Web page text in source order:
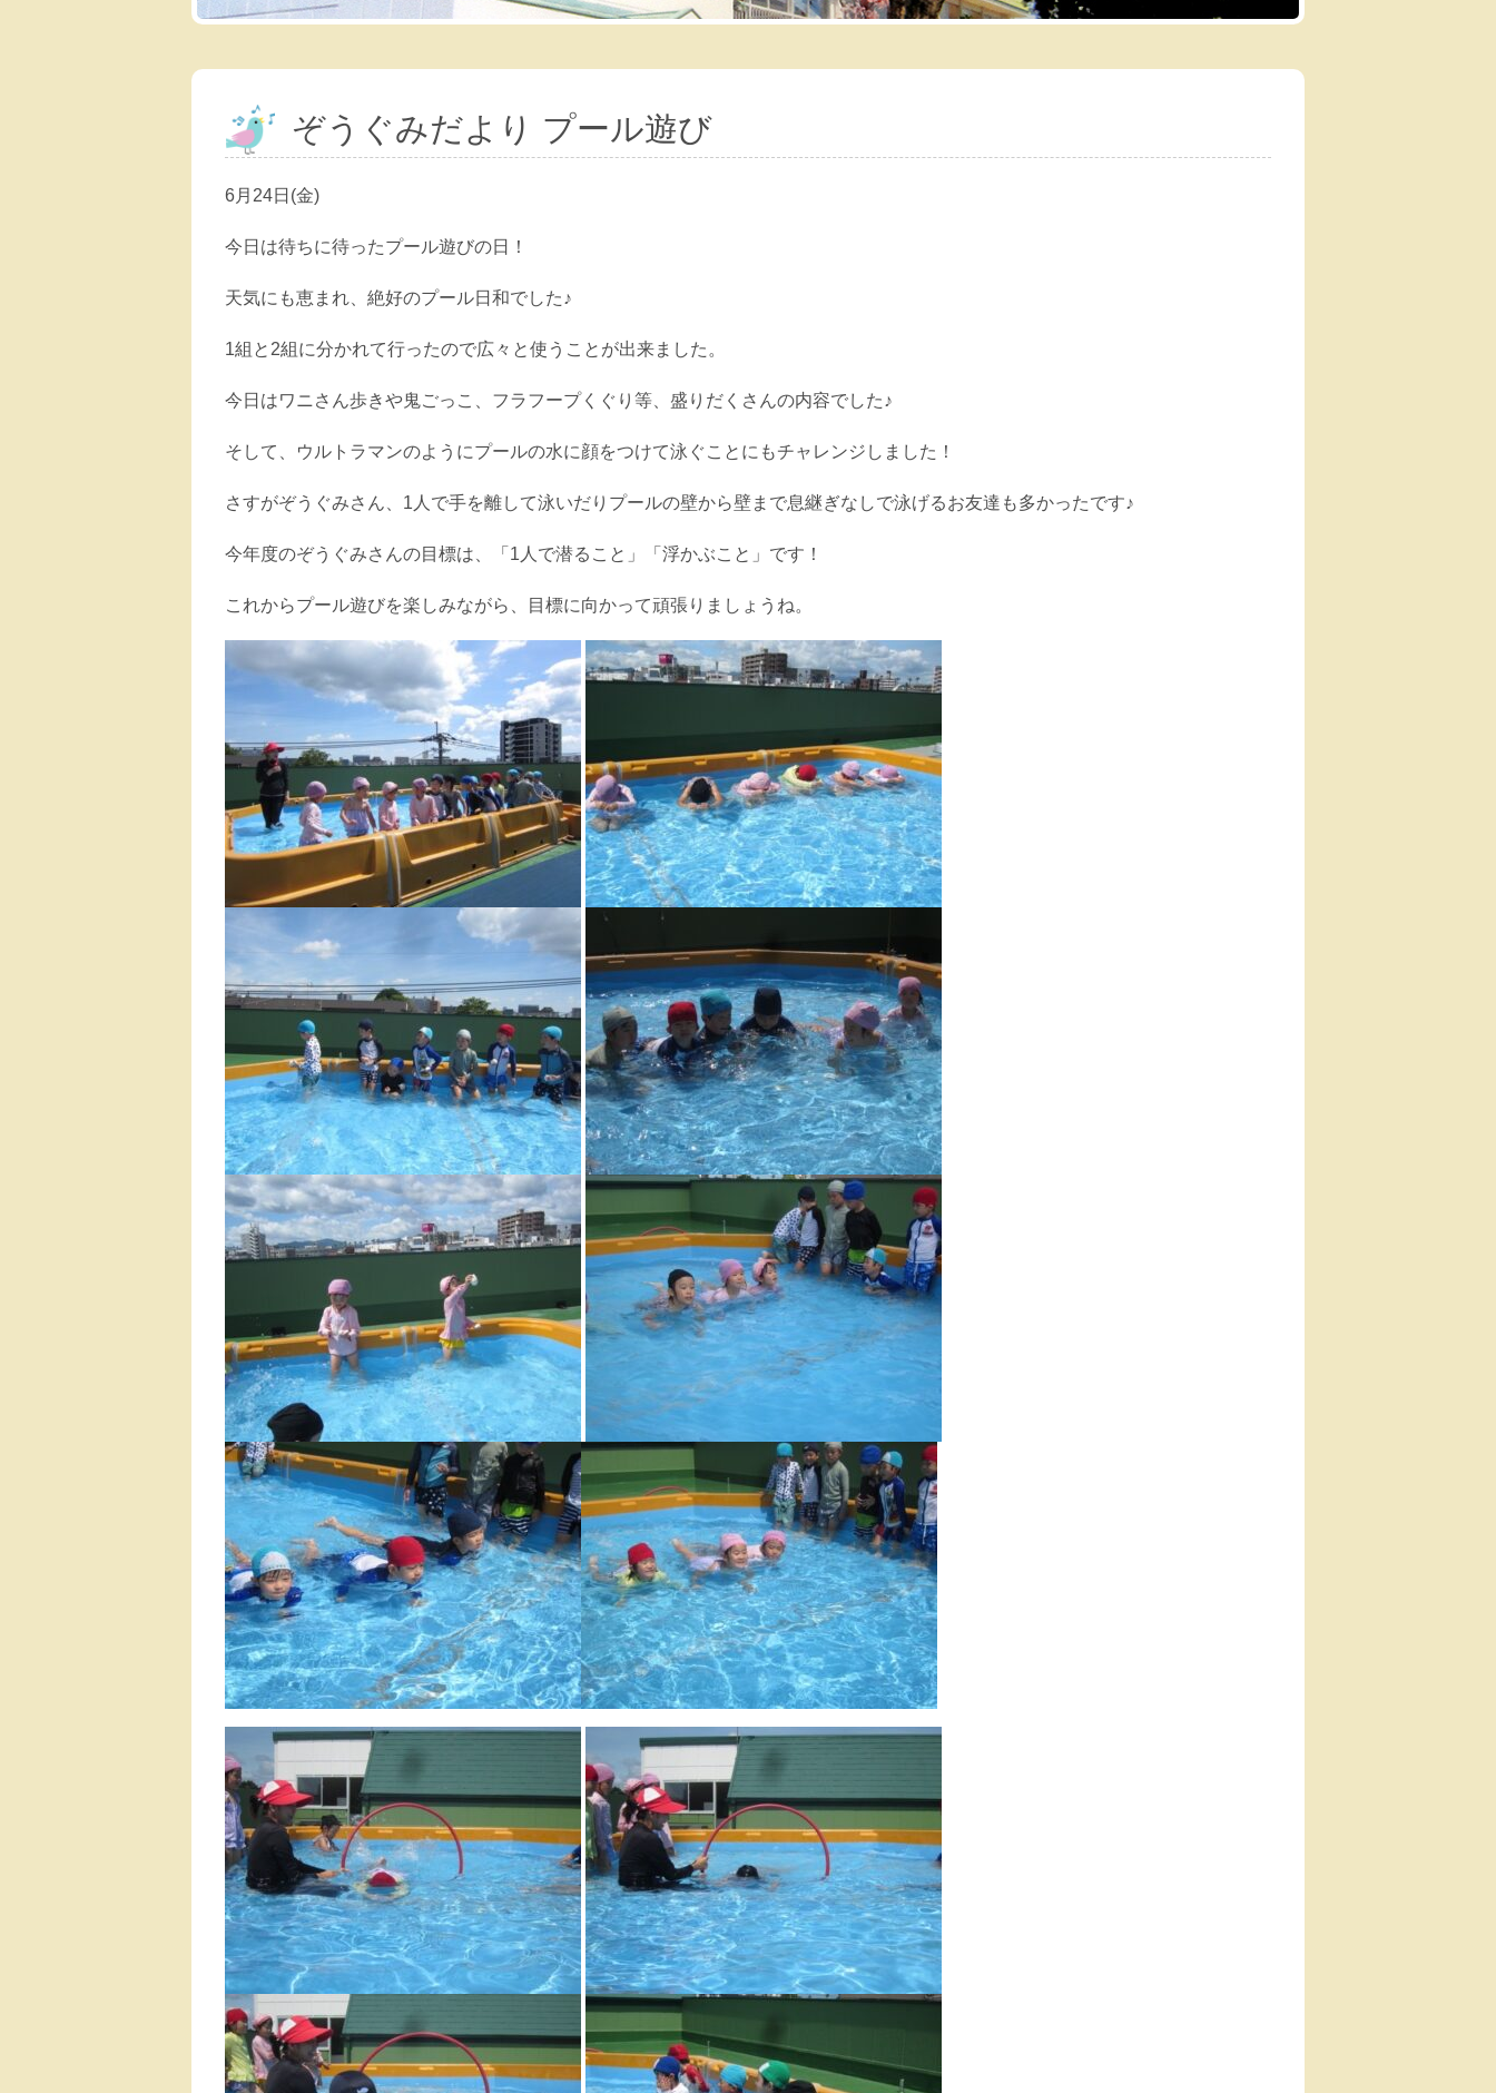
ぞうぐみだより プール遊び
6月24日(金)
今日は待ちに待ったプール遊びの日！
天気にも恵まれ、絶好のプール日和でした♪
1組と2組に分かれて行ったので広々と使うことが出来ました。
今日はワニさん歩きや鬼ごっこ、フラフープくぐり等、盛りだくさんの内容でした♪
そして、ウルトラマンのようにプールの水に顔をつけて泳ぐことにもチャレンジしました！
さすがぞうぐみさん、1人で手を離して泳いだりプールの壁から壁まで息継ぎなしで泳げるお友達も多かったです♪
今年度のぞうぐみさんの目標は、「1人で潜ること」「浮かぶこと」です！
これからプール遊びを楽しみながら、目標に向かって頑張りましょうね。